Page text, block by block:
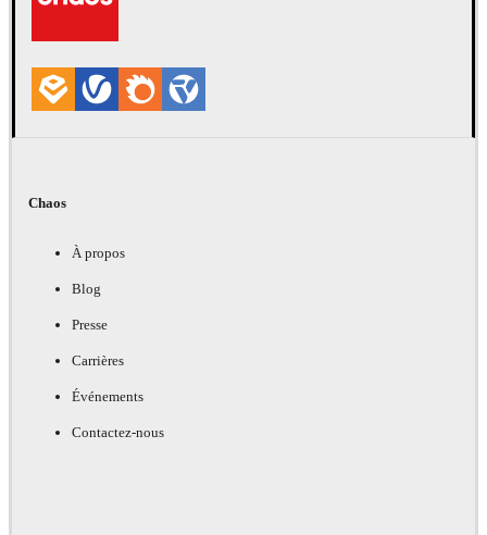
Chaos
À propos
Blog
Presse
Carrières
Événements
Contactez-nous